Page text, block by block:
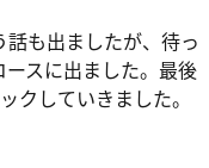
も出ましたが、待っ
スに出ました。最後
クしていきました。